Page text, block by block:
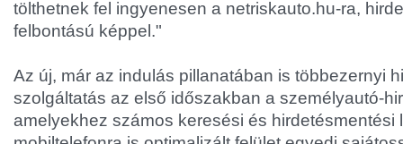
tölthetnek fel ingyenesen a netriskauto.hu-ra,
felbontású képpel."
Az új, már az indulás pillanatában is többezernyi
szolgáltatás az első időszakban a személyautó-
amelyekhez számos keresési és hirdetésmentési